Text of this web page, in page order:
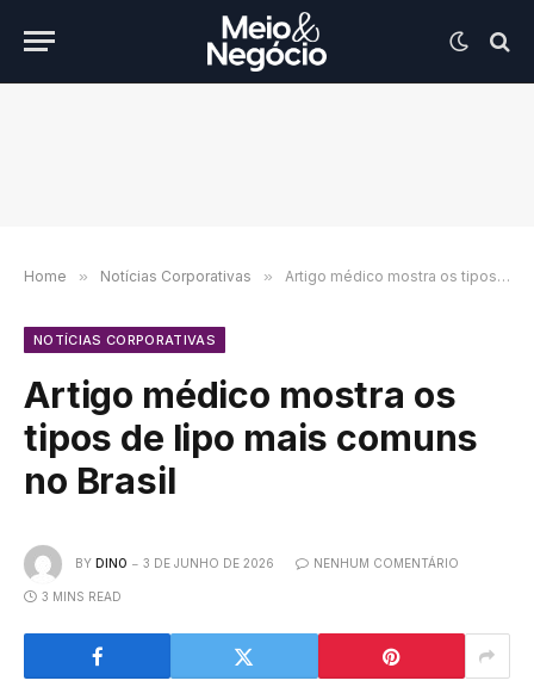
Home » Notícias Corporativas » Artigo médico mostra os tipos de lipo mais comuns no Brasil
NOTÍCIAS CORPORATIVAS
Artigo médico mostra os
tipos de lipo mais comuns
no Brasil
BY DINO 3 DE JUNHO DE 2026 NENHUM COMENTÁRIO
3 MINS READ